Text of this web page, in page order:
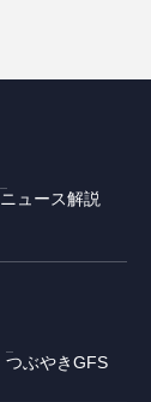
ニュース解説
つぶやきGFS